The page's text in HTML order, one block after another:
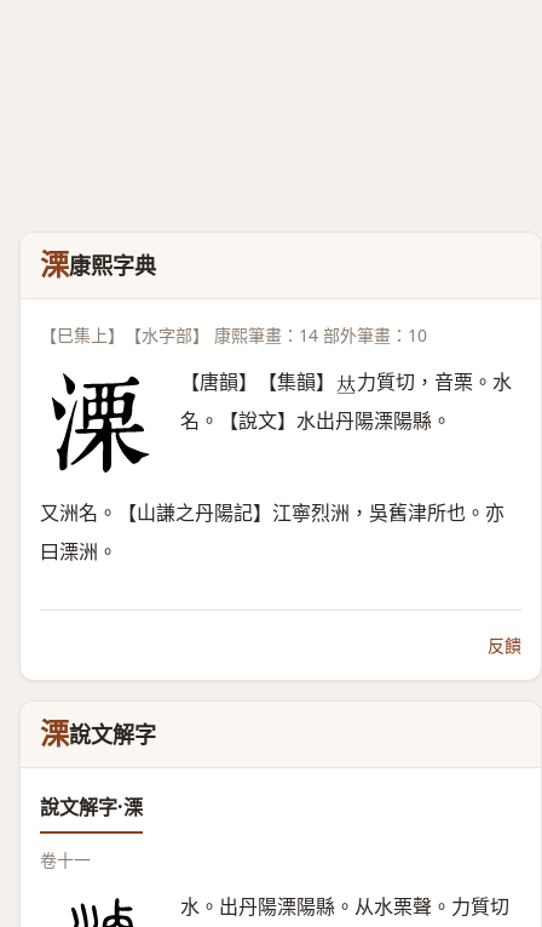
溧康熙字典
【巳集上】【水字部】 康熙筆畫：14 部外筆畫：10
【唐韻】【集韻】 𠀤力質切，音栗。水
名。【說文】水出丹陽溧陽縣。
又洲名。【山謙之丹陽記】江寧烈洲，吳舊津所也。亦
曰溧洲。
反饋
溧說文解字
說文解字·溧
卷十一
水。出丹陽溧陽縣。从水栗聲。力質切